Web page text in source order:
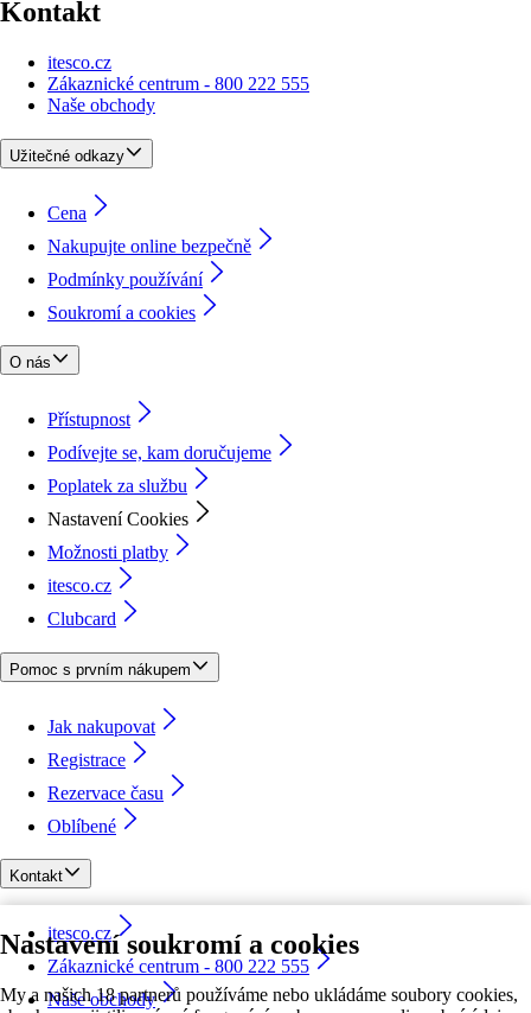
Nastavení soukromí a cookies
My a našich 18 partnerů používáme nebo ukládáme soubory cookies,
Kontakt
itesco.cz
Zákaznické centrum - 800 222 555
Naše obchody
Užitečné odkazy
Cena
Nakupujte online bezpečně
Podmínky používání
Soukromí a cookies
O nás
Přístupnost
Podívejte se, kam doručujeme
Poplatek za službu
Nastavení Cookies
Možnosti platby
itesco.cz
Clubcard
Pomoc s prvním nákupem
Jak nakupovat
Registrace
Rezervace času
Oblíbené
Kontakt
itesco.cz
Zákaznické centrum - 800 222 555
Naše obchody